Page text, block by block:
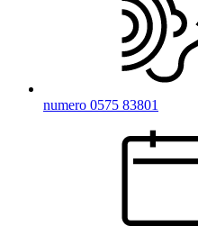
numero 0575 83801